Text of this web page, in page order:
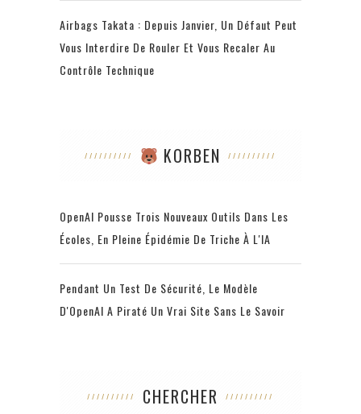
Airbags Takata : Depuis Janvier, Un Défaut Peut
Vous Interdire De Rouler Et Vous Recaler Au
Contrôle Technique
KORBEN
OpenAI Pousse Trois Nouveaux Outils Dans Les
Écoles, En Pleine Épidémie De Triche À L'IA
Pendant Un Test De Sécurité, Le Modèle
D'OpenAI A Piraté Un Vrai Site Sans Le Savoir
CHERCHER